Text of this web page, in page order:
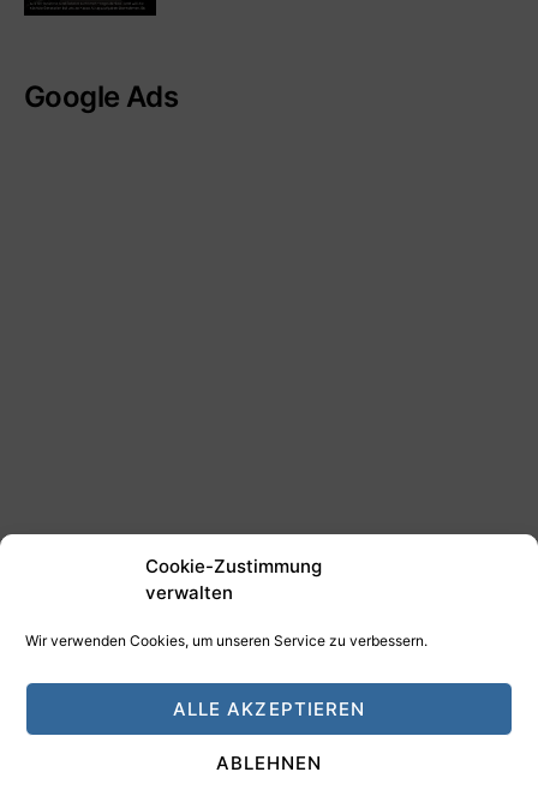
Cookie-Zustimmung
verwalten
Wir verwenden Cookies, um unseren Service zu verbessern.
ALLE AKZEPTIEREN
ABLEHNEN
Google Ads
HAMANN DESIGN - Digitale Medien
Impressum Datenschutz